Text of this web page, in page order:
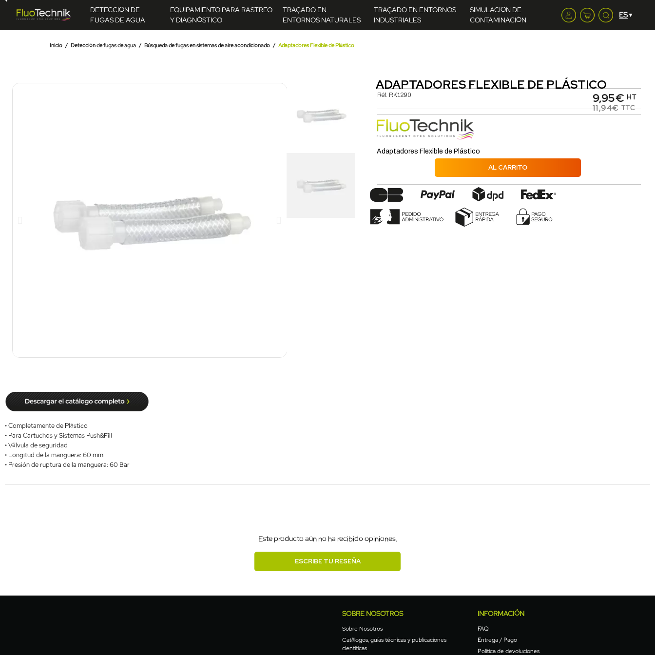
DETECCIÓN DE
FUGAS DE AGUA
EQUIPAMIENTO PARA RASTREO
Y DIAGNÓSTICO
TRAÇADO EN
ENTORNOS NATURALES
TRAÇADO EN ENTORNOS
INDUSTRIALES
SIMULACIÓN DE
CONTAMINACIÓN
Inicio Detección de fugas de agua Búsqueda de fugas en sistemas de aire acondicionado Adaptadores Flexible de Plástico
ADAPTADORES FLEXIBLE DE PLÁSTICO
Réf. RK1290 9,95€ HT
11,94€ TTC
Adaptadores Flexible de Plástico
AL CARRITO
• Completamente de Plástico
• Para Cartuchos y Sistemas Push&Fill
• Válvula de seguridad
• Longitud de la manguera: 60 mm
• Presión de ruptura de la manguera: 60 Bar
Este producto aún no ha recibido opiniones.
ESCRIBE TU RESEÑA
SOBRE NOSOTROS
Sobre Nosotros
Catálogos, guías técnicas y publicaciones
científicas
INFORMACIÓN
FAQ
Entrega / Pago
Política de devoluciones